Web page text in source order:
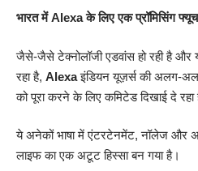
भारत में Alexa के लिए एक प्रॉमिसिंग
जैसे-जैसे टेक्नोलॉजी एडवांस हो रही है
रहा है, Alexaइंडियन यूज़र्स की अलग-
को पूरा करने के लिए कमिटेड दिखाई दे रहा
ये अनेकों भाषा में एंटरटेनमेंट, नॉलेज और
लाइफ का एक अटूट हिस्सा बन गया है।